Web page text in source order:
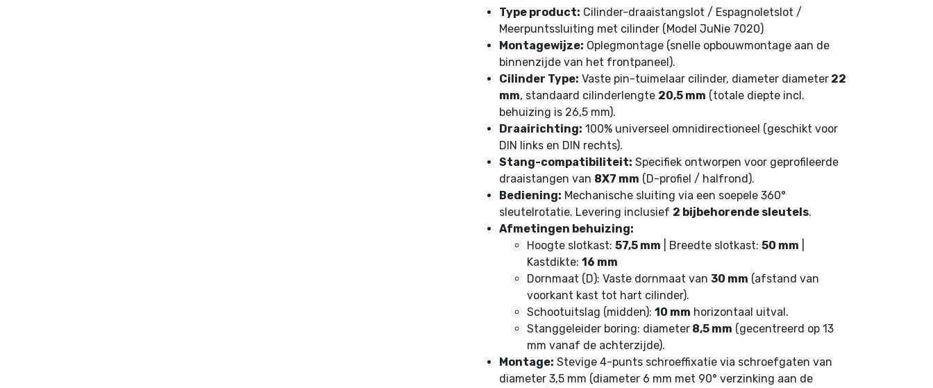
Type product: Cilinder-draaistangslot / Espagnoletslot /
Meerpuntssluiting met cilinder (Model JuNie 7020)
Montagewijze: Oplegmontage (snelle opbouwmontage aan de
binnenzijde van het frontpaneel).
Cilinder Type: Vaste pin-tuimelaar cilinder, diameter diameter 22
mm, standaard cilinderlengte 20,5 mm (totale diepte incl.
behuizing is 26,5 mm).
Draairichting: 100% universeel omnidirectioneel (geschikt voor
DIN links en DIN rechts).
Stang-compatibiliteit: Specifiek ontworpen voor geprofileerde
draaistangen van 8X7 mm (D-profiel / halfrond).
Bediening: Mechanische sluiting via een soepele 360°
sleutelrotatie. Levering inclusief 2 bijbehorende sleutels.
Afmetingen behuizing:
Hoogte slotkast: 57,5 mm | Breedte slotkast: 50 mm
Kastdikte: 16 mm
Dornmaat (D): Vaste dornmaat van 30 mm (afstand van
voorkant kast tot hart cilinder).
Schootuitslag (midden): 10 mm horizontaal uitval.
Stanggeleider boring: diameter 8,5 mm (gecentreerd op 13
mm vanaf de achterzijde).
Montage: Stevige 4-punts schroeffixatie via schroefgaten van
diameter 3,5 mm (diameter 6 mm met 90° verzinking aan de